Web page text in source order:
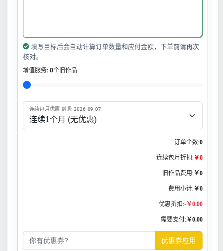
填写目标后会自动计算订单数量和应付金额，下单前请再次
核对。
增值服务: 0个旧作品
连续包月优惠 到期: 2026-09-07
订单个数:0
连续包月折扣: ￥0
旧作品费用: ￥0
费用小计: ￥0
优惠折扣:-￥0.00
需要支付: ￥0.00
优惠券应用